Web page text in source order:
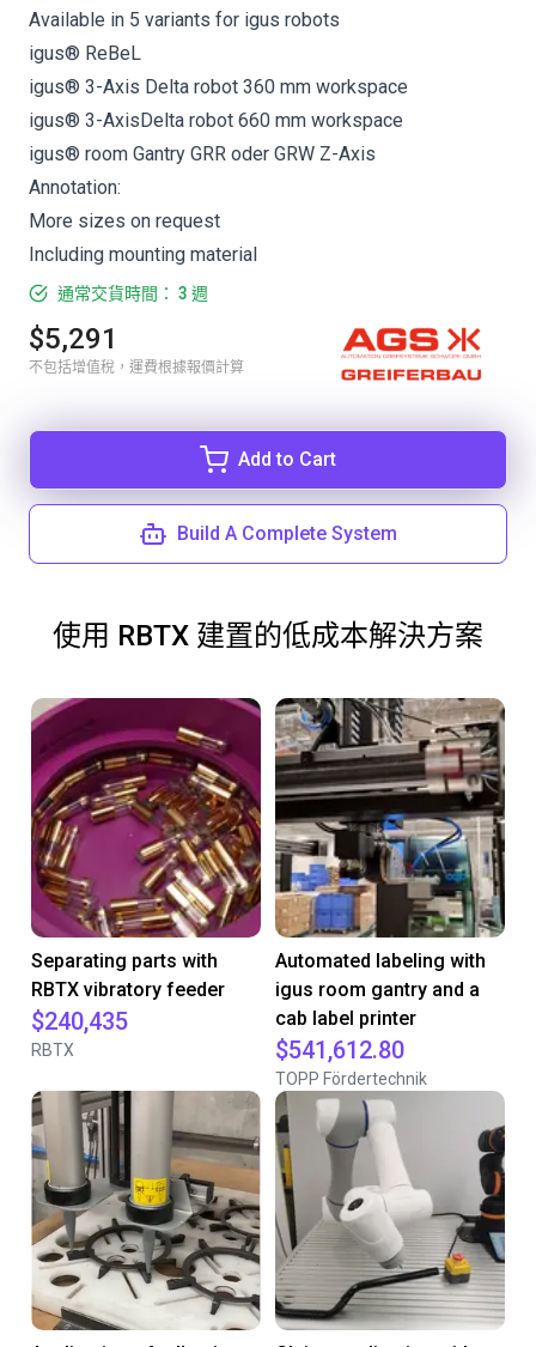
Available in 5 variants for igus robots
igus® ReBeL
igus® 3-Axis Delta robot 360 mm workspace
igus® 3-AxisDelta robot 660 mm workspace
igus® room Gantry GRR oder GRW Z-Axis
Annotation:
More sizes on request
Including mounting material
通常交貨時間： 3 週
$5,291
不包括增值稅，運費根據報價計算
Add to Cart
Build A Complete System
使用 RBTX 建置的低成本解決方案
Separating parts with
RBTX vibratory feeder
$240,435
RBTX
Automated labeling with
igus room gantry and a
cab label printer
$541,612.80
TOPP Fördertechnik